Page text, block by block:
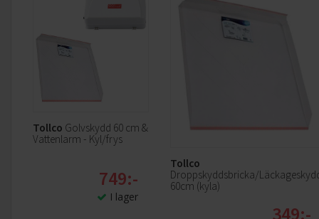
Tollco Golvskydd 60 cm &
Vattenlarm - Kyl/frys
749:-
I lager
Tollco
Droppskyddsbricka/
60cm (kyla)
349:-